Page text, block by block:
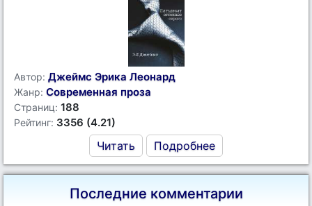
Автор: Джеймс Эрика Леонард
Жанр: Современная проза
Страниц: 188
Рейтинг: 3356 (4.21)
Читать Подробнее
Последние комментарии